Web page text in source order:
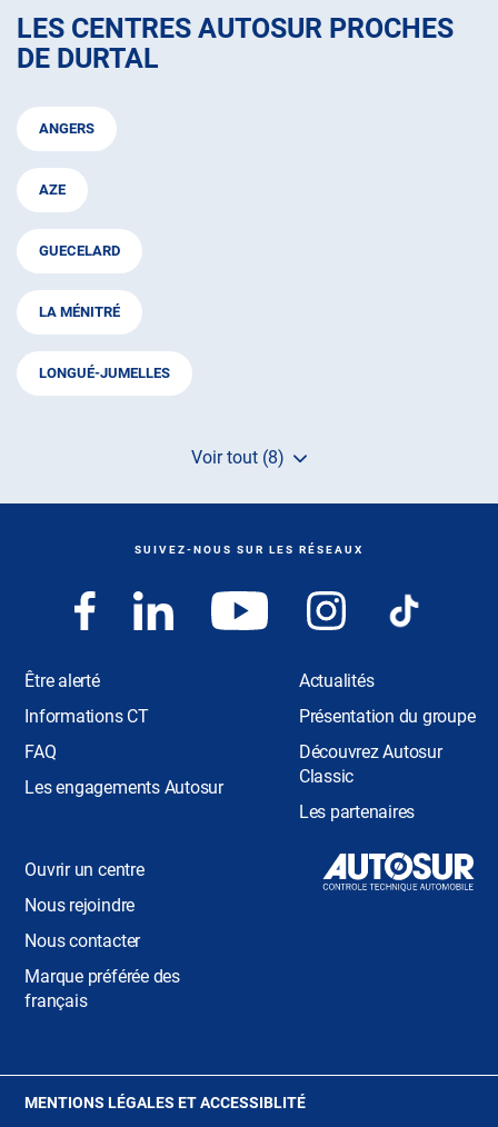
LES CENTRES AUTOSUR PROCHES
DE DURTAL
ANGERS
AZE
GUECELARD
LA MÉNITRÉ
LONGUÉ-JUMELLES
Voir tout (8)
de
de
de
SUIVEZ-NOUS SUR LES RÉSEAUX
Être alerté
Informations CT
FAQ
Les engagements Autosur
Actualités
Présentation du groupe
Découvrez Autosur
Classic
Les partenaires
Ouvrir un centre
Nous rejoindre
Nous contacter
Marque préférée des
français
MENTIONS LÉGALES ET ACCESSIBLITÉ(OUVRE